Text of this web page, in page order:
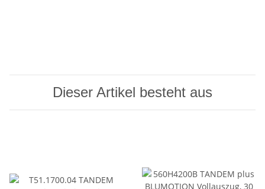
Dieser Artikel besteht aus